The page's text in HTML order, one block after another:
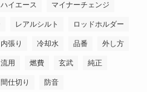
ハイエース マイナーチェンジ
レアルシルト ロッドホルダー
内張り 冷却水 品番 外し方
流用 燃費 玄武 純正
間仕切り 防音